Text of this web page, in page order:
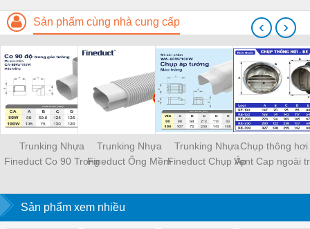
Sản phẩm cùng nhà cung cấp
Trunking Nhựa
Fineduct Co 90 Trong
CA - 80W/100W (Co
đứng) [Hộp che ống
đồng máy lạnh / Air
Trunking Nhựa
Fineduct Ống Mềm
FB - 80LW/ FA - 100W
[Hộp che ống đồng
máy lạnh / Air
Trunking Nhựa
Fineduct Chụp Áp
80W/100W [Hộp che
Conditioner Line Set
Chụp thông hơi
Vent Cap ngoài
KE
‹ ›
Sản phẩm xem nhiều